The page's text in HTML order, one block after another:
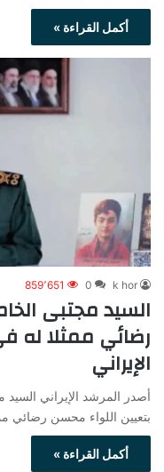
أكمل القراءة »
k hor
0 859٬651
السيد مجتبى
رضائي ممثلا
الإيراني
أصدر المرشد الإيراني السيد
بتعيين اللواء محسن رضائي
أكمل القراءة »